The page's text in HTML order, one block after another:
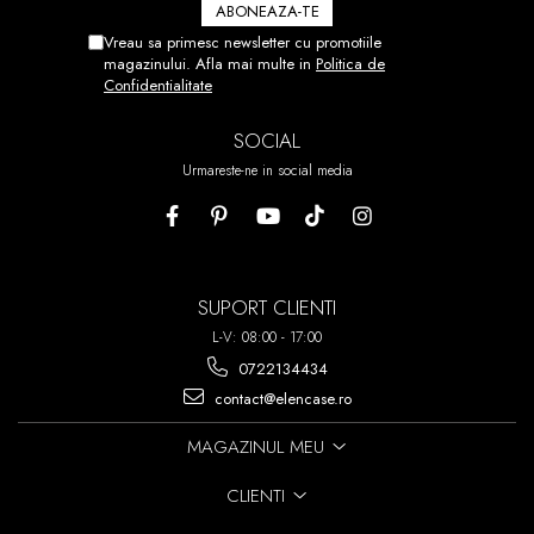
NU V-A IESIT DIN PRIMA PUTETI
DEZLIPI FOLIA SI SA O
REPOZITIONATI.
ACEST PROCES POATE FI
REPETAT DE PANA LA 7 ORI!
Vreau sa primesc newsletter cu promotiile
magazinului. Afla mai multe in Politica de
Confidentialitate
SOCIAL
Urmareste-ne in social media
SUPORT CLIENTI
L-V: 08:00 - 17:00
0722134434
contact@elencase.ro
MAGAZINUL MEU
CLIENTI